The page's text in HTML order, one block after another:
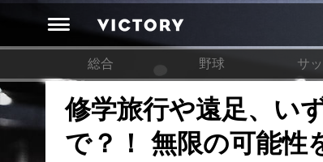
総合 野球 サ
修学旅行や遠足、い
で？！ 無限の可能性